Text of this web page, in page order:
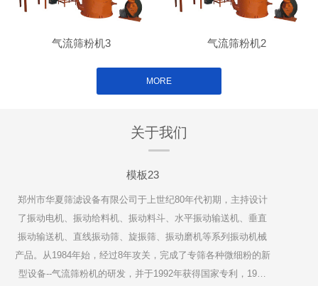
气流筛粉机3 气流筛粉机2
MORE
关于我们
模板23
郑州市华夏筛滤设备有限公司于上世纪80年代初期，主持设计
了振动电机、振动给料机、振动料斗、水平振动输送机、垂直
振动输送机、直线振动筛、旋振筛、振动磨机等系列振动机械
产品。从1984年始，经过8年攻关，完成了专筛各种微细粉的新
型设备--气流筛粉机的研发，并于1992年获得国家专利，1994